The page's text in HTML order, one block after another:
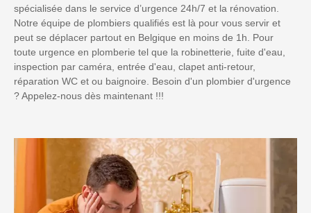
spécialisée dans le service d’urgence 24h/7 et la rénovation.
Notre équipe de plombiers qualifiés est là pour vous servir et
peut se déplacer partout en Belgique en moins de 1h. Pour
toute urgence en plomberie tel que la robinetterie, fuite d'eau,
inspection par caméra, entrée d'eau, clapet anti-retour,
réparation WC et ou baignoire. Besoin d'un plombier d'urgence
? Appelez-nous dès maintenant !!!